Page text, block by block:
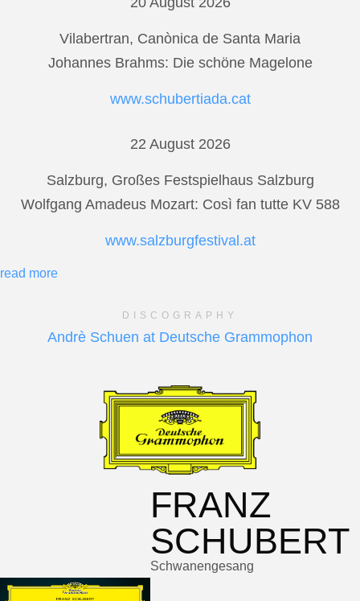
Vilabertran, Canònica de Santa Maria
Johannes Brahms: Die schöne Magelone
www.schubertiada.cat
22 August 2026
Salzburg, Großes Festspielhaus Salzburg
Wolfgang Amadeus Mozart: Così fan tutte KV 588
www.salzburgfestival.at
read more
DISCOGRAPHY
Andrè Schuen at Deutsche Grammophon
FRANZ
SCHUBERT
Schwanengesang